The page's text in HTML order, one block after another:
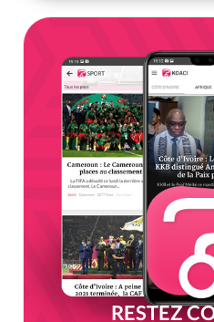
RESTEZ